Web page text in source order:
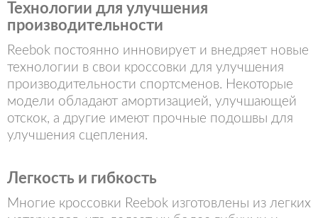
Технологии для улучшения
производительности
Reebok постоянно инновирует и внедряет новые
технологии в свои кроссовки для улучшения
производительности спортсменов. Некоторые
модели обладают амортизацией, улучшающей
отскок, а другие имеют прочные подошвы для
улучшения сцепления.
Легкость и гибкость
Многие кроссовки Reebok изготовлены из легких